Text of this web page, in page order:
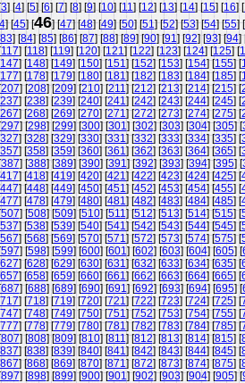
3] [4] [5] [6] [7] [8] [9] [10] [11] [12] [13] [14] [15] [16] [
] [45] [46] [47] [48] [49] [50] [51] [52] [53] [54] [55] [
83] [84] [85] [86] [87] [88] [89] [90] [91] [92] [93] [94]
117] [118] [119] [120] [121] [122] [123] [124] [125] [
147] [148] [149] [150] [151] [152] [153] [154] [155] [
177] [178] [179] [180] [181] [182] [183] [184] [185] [
207] [208] [209] [210] [211] [212] [213] [214] [215] [
237] [238] [239] [240] [241] [242] [243] [244] [245] [
267] [268] [269] [270] [271] [272] [273] [274] [275] [
297] [298] [299] [300] [301] [302] [303] [304] [305] [
327] [328] [329] [330] [331] [332] [333] [334] [335] [
357] [358] [359] [360] [361] [362] [363] [364] [365] [
387] [388] [389] [390] [391] [392] [393] [394] [395] [
417] [418] [419] [420] [421] [422] [423] [424] [425] [
447] [448] [449] [450] [451] [452] [453] [454] [455] [
477] [478] [479] [480] [481] [482] [483] [484] [485] [
507] [508] [509] [510] [511] [512] [513] [514] [515] [
537] [538] [539] [540] [541] [542] [543] [544] [545] [
567] [568] [569] [570] [571] [572] [573] [574] [575] [
597] [598] [599] [600] [601] [602] [603] [604] [605] [
627] [628] [629] [630] [631] [632] [633] [634] [635] [
657] [658] [659] [660] [661] [662] [663] [664] [665] [
687] [688] [689] [690] [691] [692] [693] [694] [695] [
717] [718] [719] [720] [721] [722] [723] [724] [725] [
747] [748] [749] [750] [751] [752] [753] [754] [755] [
777] [778] [779] [780] [781] [782] [783] [784] [785] [
807] [808] [809] [810] [811] [812] [813] [814] [815] [
837] [838] [839] [840] [841] [842] [843] [844] [845] [
867] [868] [869] [870] [871] [872] [873] [874] [875] [
897] [898] [899] [900] [901] [902] [903] [904] [905] [